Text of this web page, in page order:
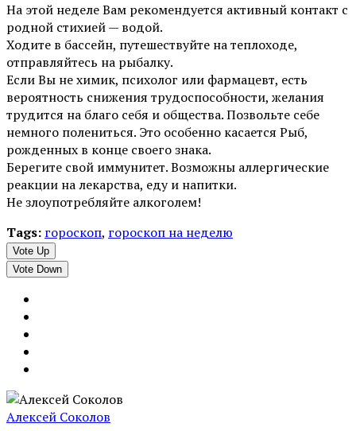
На этой неделе Вам рекомендуется активный контакт с
родной стихией — водой.
Ходите в бассейн, путешествуйте на теплоходе,
отправляйтесь на рыбалку.
Если Вы не химик, психолог или фармацевт, есть
вероятность снижения трудоспособности, желания
трудится на благо себя и общества. Позвольте себе
немного полениться. Это особенно касается Рыб,
рожденных в конце своего знака.
Берегите свой иммунитет. Возможны аллергические
реакции на лекарства, еду и напитки.
Не злоупотребляйте алкоголем!
Tags: гороскоп, гороскоп на неделю
Vote Up
Vote Down
Алексей Соколов